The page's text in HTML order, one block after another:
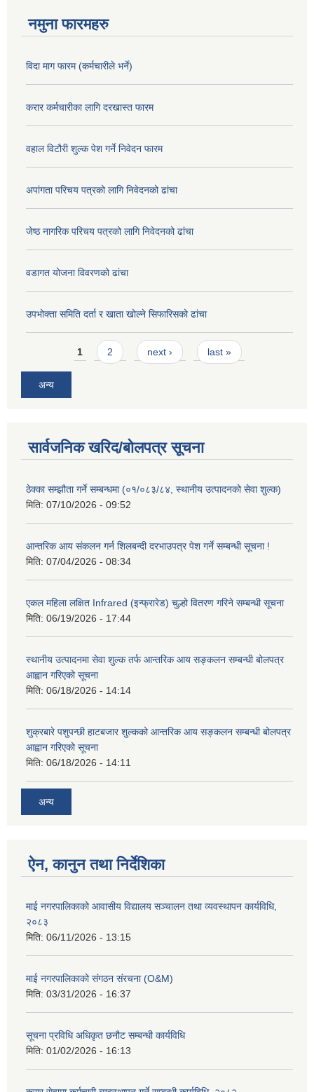
नमुना फारमहरु
विदा माग फारम (कर्मचारीले भर्ने)
करार कर्मचारीका लागि दरखास्त फारम
वहाल विटौरी शुल्क पेश गर्ने निवेदन फारम
अपांगता परिचय पत्रको लागि निवेदनको ढांचा
जेष्ठ नागरिक परिचय पत्रको लागि निवेदनको ढांचा
वडागत योजना विवरणको ढांचा
उपभोक्ता समिति दर्ता र खाता खोल्ने सिफारिसको ढांचा
Pages1 2 next › last »
अन्य
सार्वजनिक खरिद/बोलपत्र सूचना
ठेक्का सम्झौता गर्ने सम्बन्धमा (०१/०८३/८४, स्थानीय उत्पादनको सेवा शुल्क)
मिति: 07/10/2026 - 09:52
आन्तरिक आय संकलन गर्न शिलबन्दी दरभाउपत्र पेश गर्ने सम्बन्धी सूचना !
मिति: 07/04/2026 - 08:34
एकल महिला लक्षित Infrared (इन्फ्रारेड) चुल्हो वितरण गरिने सम्बन्धी सूचना
मिति: 06/19/2026 - 17:44
स्थानीय उत्पादनमा सेवा शुल्क तर्फ आन्तरिक आय सङ्कलन सम्बन्धी बोलपत्र
आह्वान गरिएको सूचना
मिति: 06/18/2026 - 14:14
शुक्रबारे पशुपन्छी हाटबजार शुल्कको आन्तरिक आय सङ्कलन सम्बन्धी बोलपत्र
आह्वान गरिएको सूचना
मिति: 06/18/2026 - 14:11
अन्य
ऐन, कानुन तथा निर्देशिका
माई नगरपालिकाको आवासीय विद्यालय सञ्चालन तथा व्यवस्थापन कार्यविधि,
२०८३
मिति: 06/11/2026 - 13:15
माई नगरपालिकाको संगठन संरचना (O&M)
मिति: 03/31/2026 - 16:37
सूचना प्रविधि अधिकृत छनौट सम्बन्धी कार्यविधि
मिति: 01/02/2026 - 16:13